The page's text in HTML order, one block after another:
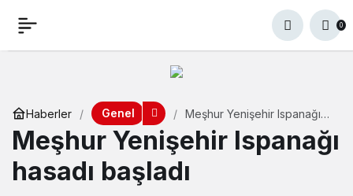
0
Haberler Genel
Meşhur Yenişehir Ispanağı
hasadı başladı
Meşhur Yenişehir Ispanağı
hasadı başladı